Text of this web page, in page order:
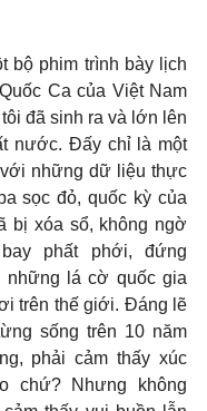
bộ phim trình bày lịch
Ca của Việt Nam
đã sinh ra và lớn lên
nước. Đấy chỉ là một
những dữ liệu thực
sọc đỏ, quốc kỳ của
bị xóa sổ, không ngờ
phất phới, đứng
những lá cờ quốc gia
trên thế giới. Đáng lẽ
sống trên 10 năm
phải cảm thấy xúc
chứ? Nhưng không